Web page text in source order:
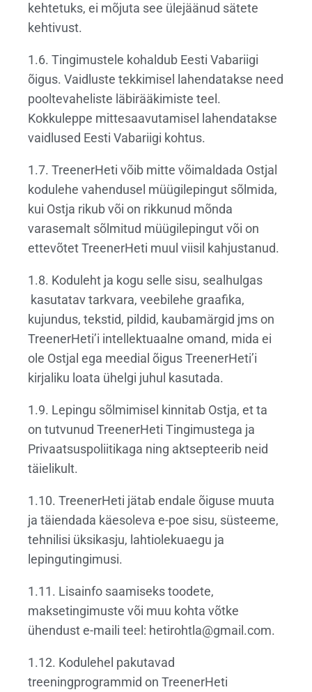
kehtetuks, ei mõjuta see ülejäänud sätete
kehtivust.
1.6. Tingimustele kohaldub Eesti Vabariigi
õigus. Vaidluste tekkimisel lahendatakse need
pooltevaheliste läbirääkimiste teel.
Kokkuleppe mittesaavutamisel lahendatakse
vaidlused Eesti Vabariigi kohtus.
1.7. TreenerHeti võib mitte võimaldada Ostjal
kodulehe vahendusel müügilepingut sõlmida,
kui Ostja rikub või on rikkunud mõnda
varasemalt sõlmitud müügilepingut või on
ettevõtet TreenerHeti muul viisil kahjustanud.
1.8. Koduleht ja kogu selle sisu, sealhulgas
kasutatav tarkvara, veebilehe graafika,
kujundus, tekstid, pildid, kaubamärgid jms on
TreenerHeti’i intellektuaalne omand, mida ei
ole Ostjal ega meedial õigus TreenerHeti’i
kirjaliku loata ühelgi juhul kasutada.
1.9. Lepingu sõlmimisel kinnitab Ostja, et ta
on tutvunud TreenerHeti Tingimustega ja
Privaatsuspoliitikaga ning aktsepteerib neid
täielikult.
1.10. TreenerHeti jätab endale õiguse muuta
ja täiendada käesoleva e-poe sisu, süsteeme,
tehnilisi üksikasju, lahtiolekuaegu ja
lepingutingimusi.
1.11. Lisainfo saamiseks toodete,
maksetingimuste või muu kohta võtke
ühendust e-maili teel: hetirohtla@gmail.com.
1.12. Kodulehel pakutavad
treeningprogrammid on TreenerHeti